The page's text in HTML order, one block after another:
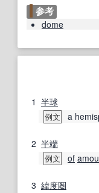
参考
dome
1 半球
例文 a
2 半端
例文 of
3 緯度圏